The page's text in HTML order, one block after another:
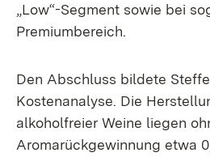
„Low“-Segment sowie bei
Premiumbereich.
Den Abschluss bildete
Kostenanalyse. Die
alkoholfreier Weine liegen
Aromarückgewinnung etwa